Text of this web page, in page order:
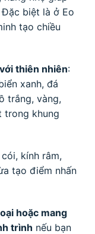
biệt là ở Eo
tạo chiều
thiên nhiên:
xanh, đá
trắng, vàng,
trong khung
kính râm,
tạo điểm nhấn
hoặc mang
trình nếu bạn